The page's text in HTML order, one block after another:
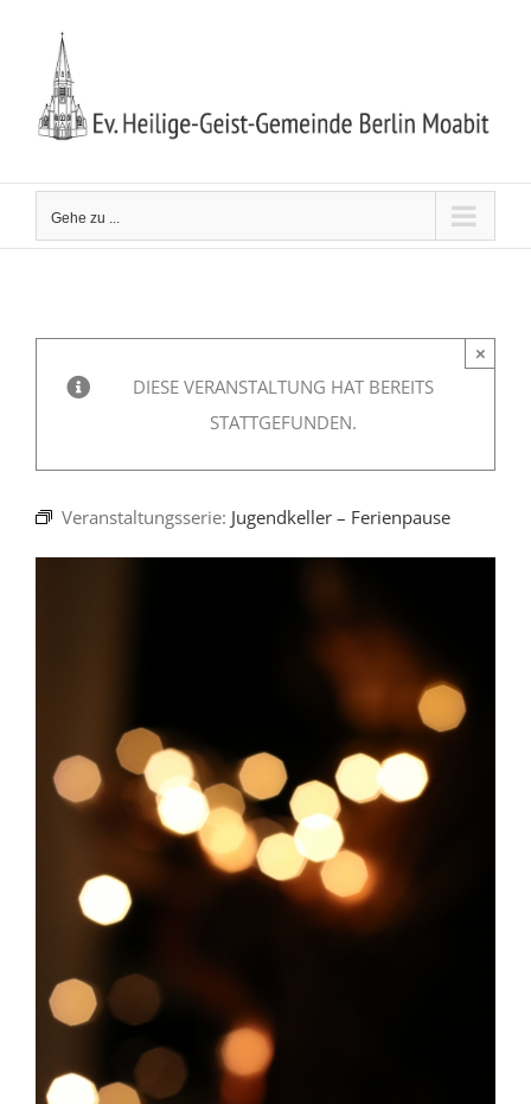
springen
Gehe zu ...
DIESE VERANSTALTUNG HAT BEREITS
STATTGEFUNDEN.
×
Veranstaltungsserie: Jugendkeller – Ferienpause